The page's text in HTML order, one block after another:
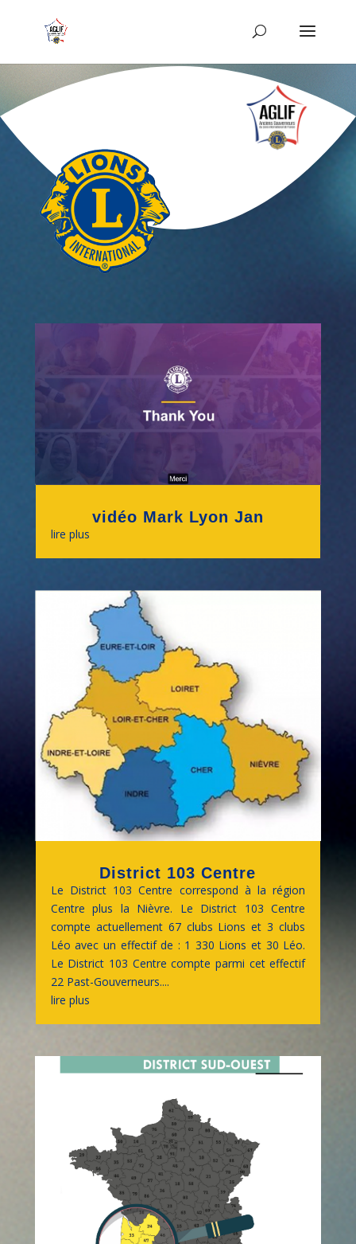
vidéo Mark Lyon Jan
lire plus
District 103 Centre
Le District 103 Centre correspond à la région
Centre plus la Nièvre. Le District 103 Centre
compte actuellement 67 clubs Lions et 3 clubs
Léo avec un effectif de : 1 330 Lions et 30 Léo.
Le District 103 Centre compte parmi cet effectif
22 Past-Gouverneurs....
lire plus